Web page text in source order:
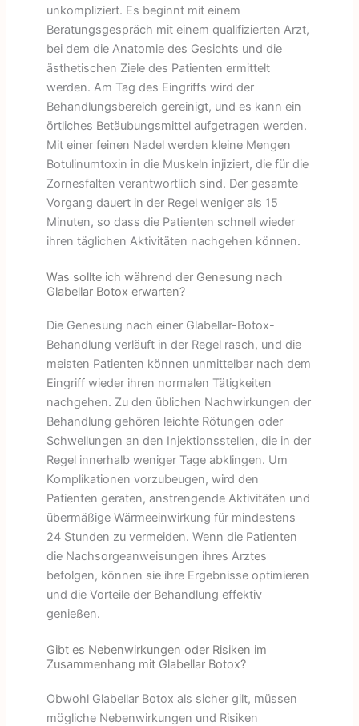
unkompliziert. Es beginnt mit einem
Beratungsgespräch mit einem qualifizierten Arzt,
bei dem die Anatomie des Gesichts und die
ästhetischen Ziele des Patienten ermittelt
werden. Am Tag des Eingriffs wird der
Behandlungsbereich gereinigt, und es kann ein
örtliches Betäubungsmittel aufgetragen werden.
Mit einer feinen Nadel werden kleine Mengen
Botulinumtoxin in die Muskeln injiziert, die für die
Zornesfalten verantwortlich sind. Der gesamte
Vorgang dauert in der Regel weniger als 15
Minuten, so dass die Patienten schnell wieder
ihren täglichen Aktivitäten nachgehen können.
Was sollte ich während der Genesung nach
Glabellar Botox erwarten?
Die Genesung nach einer Glabellar-Botox-
Behandlung verläuft in der Regel rasch, und die
meisten Patienten können unmittelbar nach dem
Eingriff wieder ihren normalen Tätigkeiten
nachgehen. Zu den üblichen Nachwirkungen der
Behandlung gehören leichte Rötungen oder
Schwellungen an den Injektionsstellen, die in der
Regel innerhalb weniger Tage abklingen. Um
Komplikationen vorzubeugen, wird den
Patienten geraten, anstrengende Aktivitäten und
übermäßige Wärmeeinwirkung für mindestens
24 Stunden zu vermeiden. Wenn die Patienten
die Nachsorgeanweisungen ihres Arztes
befolgen, können sie ihre Ergebnisse optimieren
und die Vorteile der Behandlung effektiv
genießen.
Gibt es Nebenwirkungen oder Risiken im
Zusammenhang mit Glabellar Botox?
Obwohl Glabellar Botox als sicher gilt, müssen
mögliche Nebenwirkungen und Risiken